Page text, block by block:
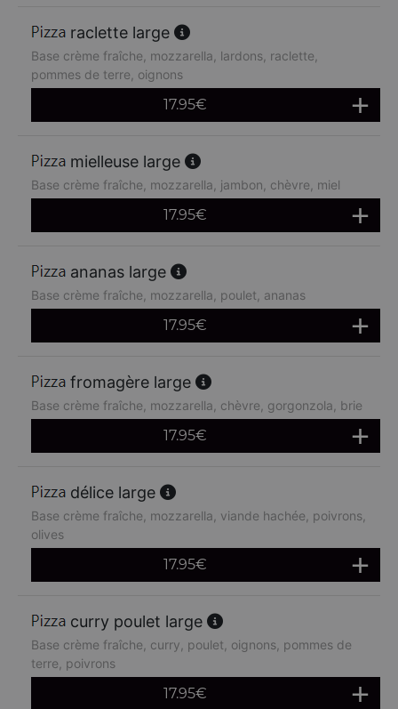
raclette large
Base crème fraîche, mozzarella, lardons, raclette,
pommes de terre, oignons
17.95€
mielleuse large
Base crème fraîche, mozzarella, jambon, chèvre, miel
17.95€
ananas large
Base crème fraîche, mozzarella, poulet, ananas
17.95€
fromagère large
Base crème fraîche, mozzarella, chèvre, gorgonzola, brie
17.95€
délice large
Base crème fraîche, mozzarella, viande hachée, poivrons,
olives
17.95€
curry poulet large
Base crème fraîche, curry, poulet, oignons, pommes de
terre, poivrons
17.95€